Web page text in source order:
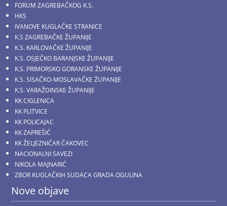
FORUM ZAGREBAČKOG K.S.
HKS
IVANOVE KUGLAČKE STRANICE
K.S ZAGREBAČKE ŽUPANIJE
K.S. KARLOVAČKE ŽUPANIJE
K.S. OSJEČKO BARANJSKE ŽUPANIJE
K.S. PRIMORSKO GORANSKE ŽUPANIJE
K.S. SISAČKO-MOSLAVAČKE ŽUPANIJE
K.S. VARAŽDINSKE ŽUPANIJE
KK CIGLENICA
KK PLITVICE
KK POLICAJAC
KK ZAPREŠIĆ
KK ŽELJEZNIČAR ČAKOVEC
NACIONALNI SAVEZI
NIKOLA MAJNARIĆ
ZBOR KUGLAČKIH SUDACA GRADA OGULINA
Nove objave